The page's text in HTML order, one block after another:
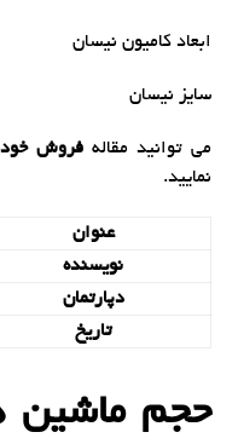
ابعاد کامیون نیسان
سایز نیسان
می توانید مقالهفروش
نمایید.
عنوان
نویسنده
دپارتمان
تاریخ
حجم ماشین